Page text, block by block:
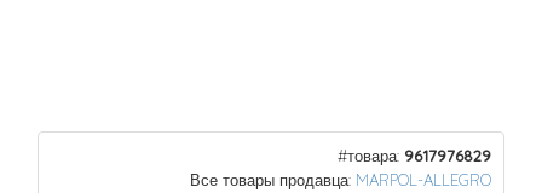
#товара: 9617976829
Все товары продавца: MARPOL-ALLEGRO